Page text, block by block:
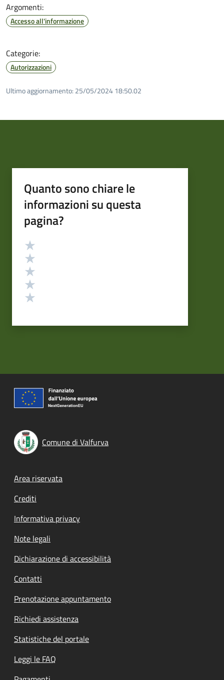
Argomenti:
Accesso all'informazione
Categorie:
Autorizzazioni
Ultimo aggiornamento: 25/05/2024 18:50.02
Quanto sono chiare le
informazioni su questa
pagina?
Valutazione
Comune di Valfurva
Footer menu
Area riservata
Crediti
Informativa privacy
Note legali
Dichiarazione di accessibilità
Contatti
Prenotazione appuntamento
Richiedi assistenza
Statistiche del portale
Leggi le FAQ